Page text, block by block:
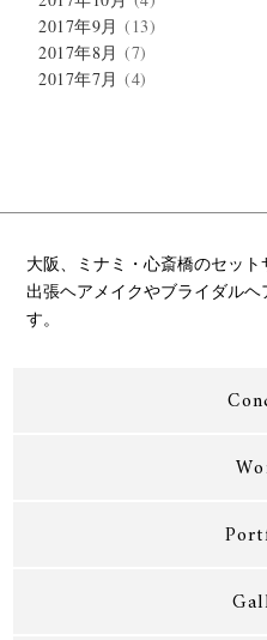
2017年9月 (13)
2017年8月 (7)
2017年7月 (4)
大阪、ミナミ・心斎橋のセット
出張ヘアメイクやブライダル
す。